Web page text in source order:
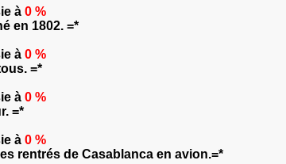
à 0 %
en 1802. =*
à 0 %
=*
à 0 %
=*
à 0 %
rentrés de Casablanca en avion.=*